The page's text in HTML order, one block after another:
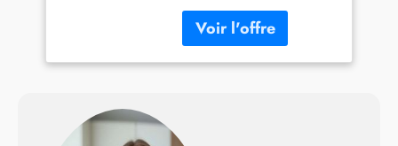
les restes au frigo
CONTENU : Sauteuse 24
cm, Poêles 22/24/28 cm,
Casseroles 16/18/20 cm,